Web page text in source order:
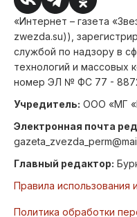
«Интернет – газета
zwezda.su)),
службой по надзору в
технологий и массовых
номер ЭЛ № ФС 77 -
Учредитель: ООО «МГ
Электронная почта
Главный редактор:
Правила использования
Политика обработки